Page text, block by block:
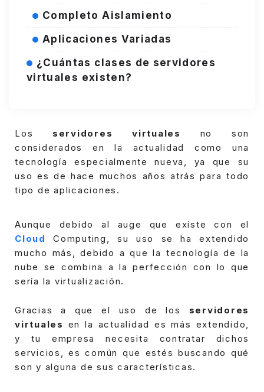
Completo Aislamiento
Aplicaciones Variadas
¿Cuántas clases de servidores
virtuales existen?
Los servidores virtuales no son
considerados en la actualidad como una
tecnología especialmente nueva, ya que su
uso es de hace muchos años atrás para todo
tipo de aplicaciones.
Aunque debido al auge que existe con el
Cloud
Computing, su uso se ha extendido
mucho más, debido a que la tecnología de la
nube se combina a la perfección con lo que
sería la virtualización.
Gracias a que el uso de los servidores
virtuales en la actualidad es más extendido,
y tu empresa necesita contratar dichos
servicios, es común que estés buscando qué
son y alguna de sus características.